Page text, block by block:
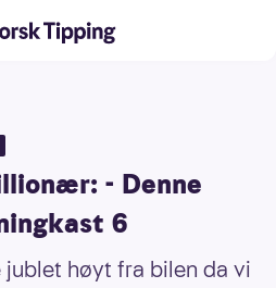
- Denne
6
jublet høyt fra bilen da vi